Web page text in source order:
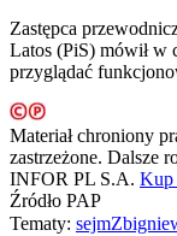
Zastępca
Latos (PiS) mówił w
przyglądać
Materiał chroniony
zastrzeżone. Dalsze
INFOR PL S.A. Kup
Źródło PAP
Tematy: sejm